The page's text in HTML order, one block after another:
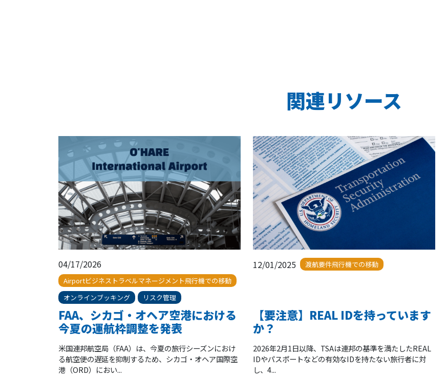
関連リソース
04/17/2026
Airportビジネストラベルマネージメント飛行機での移動
オンラインブッキング
リスク管理
FAA、シカゴ・オヘア空港における
今夏の運航枠調整を発表
米国連邦航空局（FAA）は、今夏の旅行シーズンにおけ
る航空便の遅延を抑制するため、シカゴ・オヘア国際空
港（ORD）におい...
12/01/2025 渡航要件飛行機での移動
【要注意】REAL IDを持っています
か？
2026年2月1日以降、TSAは連邦の基準を満たしたREAL
IDやパスポートなどの有効なIDを持たない旅行者に対
し、4...